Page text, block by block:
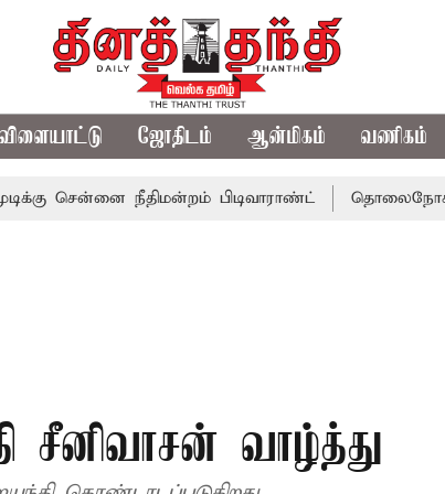
விளையாட்டு ஜோதிடம் ஆன்மிகம் வணிகம்
நீதிமன்றம் பிடிவாராண்ட் தொலைநோக்கு
சீனிவாசன் வாழ்த்து